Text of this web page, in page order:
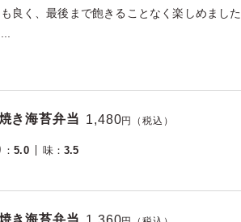
良く、最後まで飽きることなく楽しめまし
き海苔弁当 1,480円（税込）
：5.0 味：3.5
き海苔弁当